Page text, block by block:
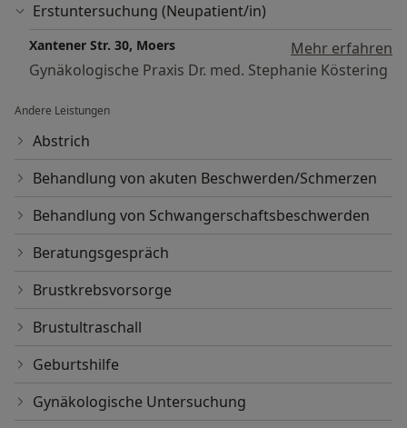
Erstuntersuchung (Neupatient/in)
Xantener Str. 30, Moers
Mehr erfahren
Gynäkologische Praxis Dr. med. Stephanie Köstering
Andere Leistungen
Abstrich
Behandlung von akuten Beschwerden/Schmerzen
Behandlung von Schwangerschaftsbeschwerden
Beratungsgespräch
Brustkrebsvorsorge
Brustultraschall
Geburtshilfe
Gynäkologische Untersuchung